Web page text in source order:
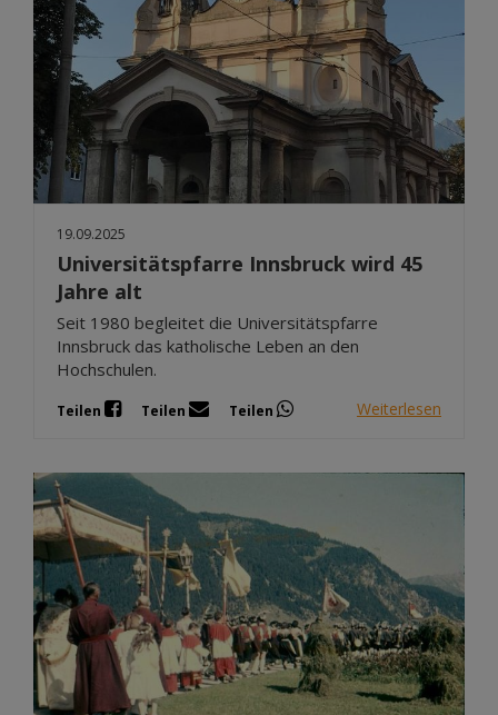
19.09.2025
Universitätspfarre Innsbruck wird 45
Jahre alt
Seit 1980 begleitet die Universitätspfarre
Innsbruck das katholische Leben an den
Hochschulen.
Teilen Teilen Teilen Weiterlesen